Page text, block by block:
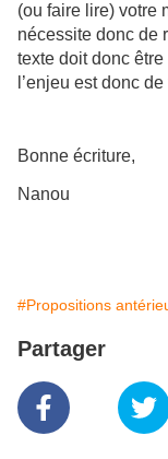
(ou faire lire) votre
nécessite donc de
texte doit donc
l’enjeu est donc
Bonne écriture,
Nanou
#Propositions
Partager